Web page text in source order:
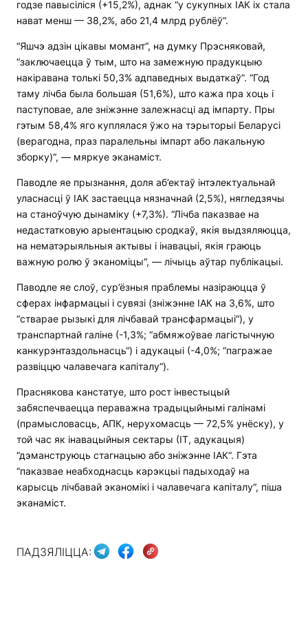
годзе павысіліся (+15,2%), аднак “у сукупных ІАК іх стала
нават менш — 38,2%, або 21,4 млрд рублёў“.
“Яшчэ адзін цікавы момант“, на думку Прэсняковай,
“заключаецца ў тым, што на замежную прадукцыю
накіравана толькі 50,3% адпаведных выдаткаў”. “Год
таму лічба была большая (51,6%), што кажа пра хоць і
паступовае, але зніжэнне залежнасці ад імпарту. Пры
гэтым 58,4% яго куплялася ўжо на тэрыторыі Беларусі
(верагодна, праз паралельны імпарт або лакальную
зборку)“, — мяркуе эканаміст.
Паводле яе прызнання, доля аб’ектаў інтэлектуальнай
уласнасці ў ІАК застаецца нязначнай (2,5%), нягледзячы
на станоўчую дынаміку (+7,3%). “Лічба паказвае на
недастатковую арыентацыю сродкаў, якія выдзяляюцца,
на нематэрыяльныя актывы і інавацыі, якія граюць
важную ролю ў эканоміцы“, — лічыць аўтар публікацыі.
Паводле яе слоў, сур’ёзныя праблемы назіраюцца ў
сферах інфармацыі і сувязі (зніжэнне ІАК на 3,6%, што
“стварае рызыкі для лічбавай трансфармацыі“), у
транспартнай галіне (-1,3%; “абмяжоўвае лагістычную
канкурэнтаздольнасць“) і адукацыі (-4,0%; “пагражае
развіццю чалавечага капіталу“).
Праснякова канстатуе, што рост інвестыцый
забяспечваецца пераважна традыцыйнымі галінамі
(прамысловасць, АПК, нерухомасць — 72,5% унёску), у
той час як інавацыйныя сектары (ІТ, адукацыя)
“дэманструюць стагнацыю або зніжэнне ІАК“. Гэта
“паказвае неабходнасць карэкцыі падыходаў на
карысць лічбавай эканомікі і чалавечага капіталу“, піша
эканаміст.
ПАДЗЯЛІЦЦА: